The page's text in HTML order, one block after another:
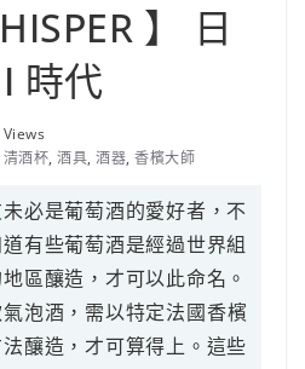
】 日
時代
清酒杯, 酒具, 酒器, 香檳大師
必是葡萄酒的愛好者，不
有些葡萄酒是經過世界組
區釀造，才可以此命名。
氣泡酒，需以特定法國香檳
釀造，才可算得上。這些